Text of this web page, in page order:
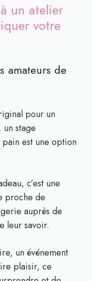
un atelier
votre
amateurs de
pour un
stage
est une option
c’est une
proche de
auprès de
leur savoir.
un événement
plaisir, ce